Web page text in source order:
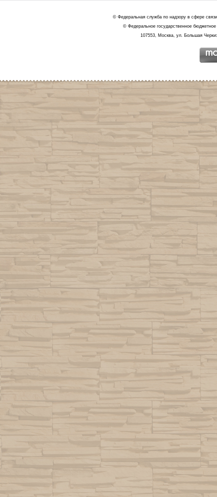
© Федеральная служба по надзору в сфере
© Федеральное государственное
107553, Москва, ул. Большая